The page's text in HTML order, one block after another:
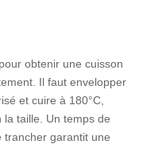
obtenir une cuisson
Il faut envelopper
et cuire à 180°C,
taille. Un temps de
trancher garantit une